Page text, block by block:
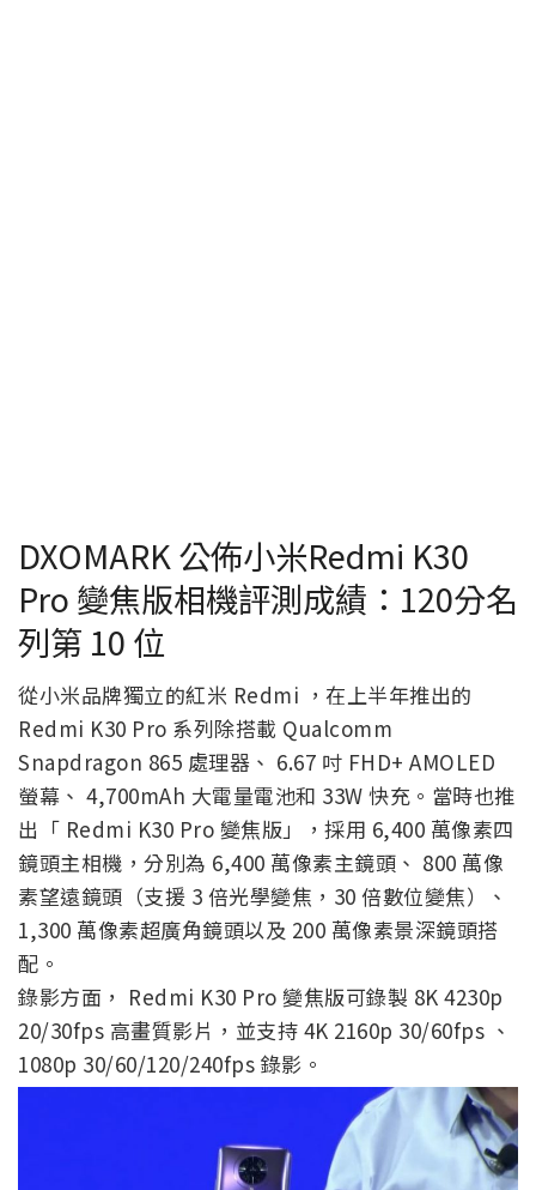
DXOMARK 公佈小米Redmi K30
Pro 變焦版相機評測成績：120分名
列第 10 位
從小米品牌獨立的紅米 Redmi ，在上半年推出的
Redmi K30 Pro 系列除搭載 Qualcomm
Snapdragon 865 處理器、 6.67 吋 FHD+ AMOLED
螢幕、 4,700mAh 大電量電池和 33W 快充。當時也推
出「 Redmi K30 Pro 變焦版」，採用 6,400 萬像素四
鏡頭主相機，分別為 6,400 萬像素主鏡頭、 800 萬像
素望遠鏡頭（支援 3 倍光學變焦，30 倍數位變焦）、
1,300 萬像素超廣角鏡頭以及 200 萬像素景深鏡頭搭
配。
錄影方面， Redmi K30 Pro 變焦版可錄製 8K 4230p
20/30fps 高畫質影片，並支持 4K 2160p 30/60fps 、
1080p 30/60/120/240fps 錄影。